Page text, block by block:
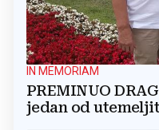
IN MEMORIAM
PREMINUO
jedan od